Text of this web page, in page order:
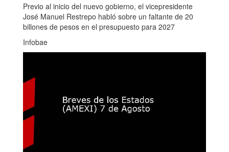
Previo al inicio del nuevo gobierno, el vicepresidente
José Manuel Restrepo habló sobre un faltante de 20
billones de pesos en el presupuesto para 2027
Infobae